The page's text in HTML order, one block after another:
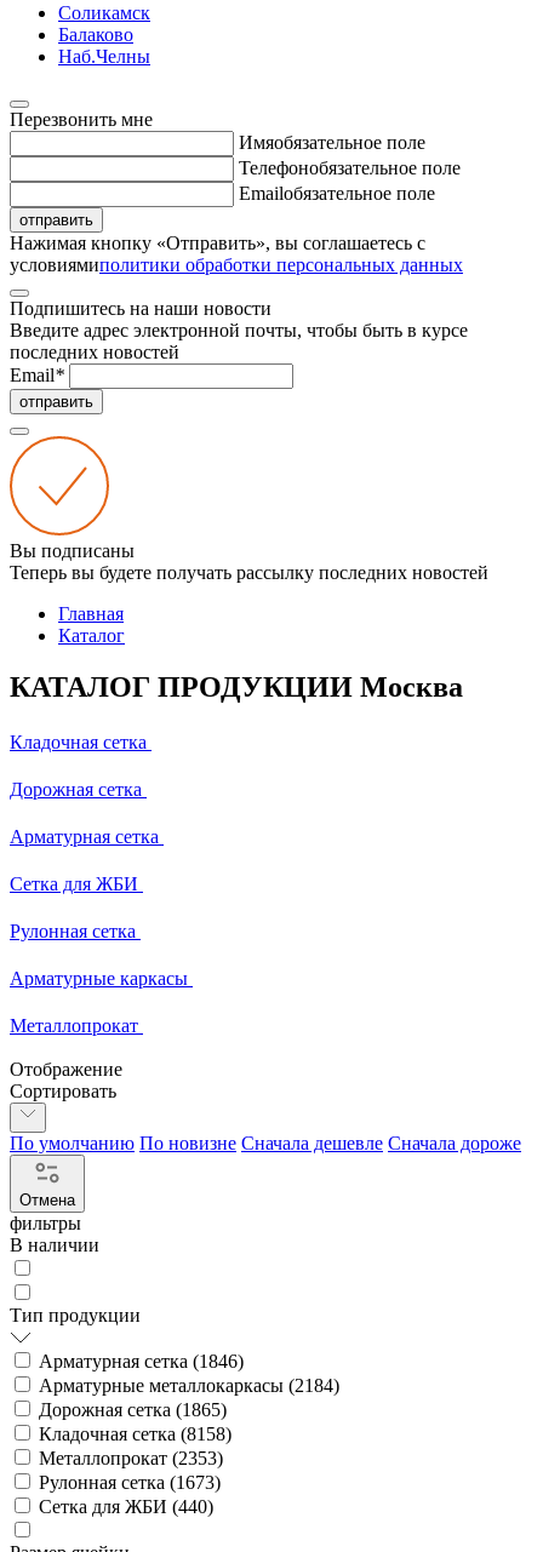
Соликамск
Балаково
Наб.Челны
Перезвонить мне
Имяобязательное поле
Телефонобязательное поле
Emailобязательное поле
отправить
Нажимая кнопку «Отправить», вы соглашаетесь с
условиямиполитики обработки персональных данных
Подпишитесь на наши новости
Введите адрес электронной почты, чтобы быть в курсе
последних новостей
Email*
отправить
Вы подписаны
Теперь вы будете получать рассылку последних новостей
Главная
Каталог
КАТАЛОГ ПРОДУКЦИИ Москва
Кладочная сетка
Дорожная сетка
Арматурная сетка
Сетка для ЖБИ
Рулонная сетка
Арматурные каркасы
Металлопрокат
Отображение
Сортировать
По умолчанию По новизне Сначала дешевле Сначала дороже
Отмена
фильтры
В наличии
Тип продукции
Арматурная сетка (1846)
Арматурные металлокаркасы (2184)
Дорожная сетка (1865)
Кладочная сетка (8158)
Металлопрокат (2353)
Рулонная сетка (1673)
Сетка для ЖБИ (440)